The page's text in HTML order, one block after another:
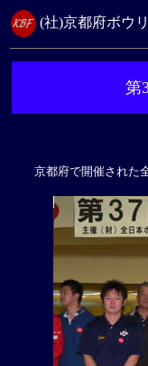
(社)京都府ボウ
第
京都府で開催された